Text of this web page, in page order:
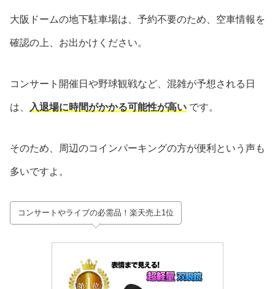
大阪ドームの地下駐車場は、予約不要のため、空車情報を
確認の上、お出かけください。
コンサート開催日や野球観戦など、混雑が予想される日
は、 入退場に時間がかかる可能性が高い です。
そのため、周辺のコインパーキングの方が便利という声も
多いですよ。
コンサートやライブの必需品！楽天売上1位